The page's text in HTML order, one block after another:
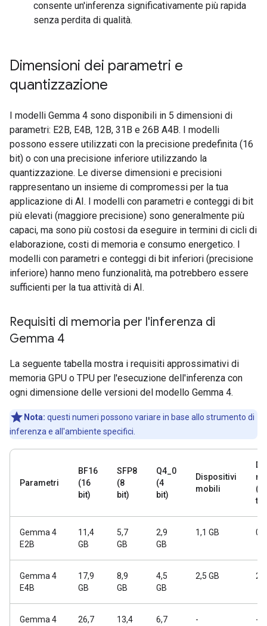
consente un'inferenza significativamente più rapida
senza perdita di qualità.
Dimensioni dei parametri e
quantizzazione
I modelli Gemma 4 sono disponibili in 5 dimensioni di
parametri: E2B, E4B, 12B, 31B e 26B A4B. I modelli
possono essere utilizzati con la precisione predefinita (16
bit) o con una precisione inferiore utilizzando la
quantizzazione. Le diverse dimensioni e precisioni
rappresentano un insieme di compromessi per la tua
applicazione di AI. I modelli con parametri e conteggi di bit
più elevati (maggiore precisione) sono generalmente più
capaci, ma sono più costosi da eseguire in termini di cicli di
elaborazione, costi di memoria e consumo energetico. I
modelli con parametri e conteggi di bit inferiori (precisione
inferiore) hanno meno funzionalità, ma potrebbero essere
sufficienti per la tua attività di AI.
Requisiti di memoria per l'inferenza di
Gemma 4
La seguente tabella mostra i requisiti approssimativi di
memoria GPU o TPU per l'esecuzione dell'inferenza con
ogni dimensione delle versioni del modello Gemma 4.
Nota: questi numeri possono variare in base allo strumento di
inferenza e all'ambiente specifici.
Parametri
BF16
(16
bit)
SFP8
(8
bit)
Q4_0
(4
bit)
Dispositivi
mobili
Gemma 4
E2B
11,4
GB
5,7
GB
2,9
GB
1,1 GB
Gemma 4
E4B
17,9
GB
8,9
GB
4,5
GB
2,5 GB
Gemma 4
26,7
13,4
6,7
- -